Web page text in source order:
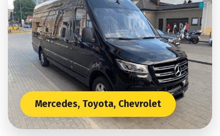
Mercedes, Toyota, Chevrolet